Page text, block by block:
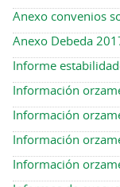
Anexo convenios
Anexo Debeda
Informe
Información
Información
Información
Información